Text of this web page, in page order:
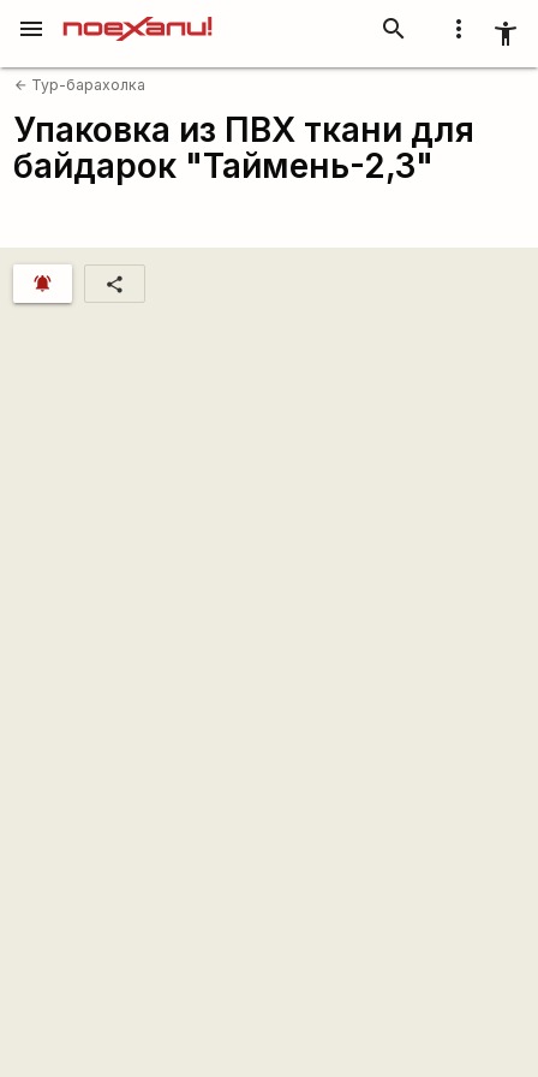
more_vert accessibility_new
search
menu
arrow_back Тур-барахолка
Упаковка из ПВХ ткани для
байдарок "Таймень-2,3"
notifications_active share